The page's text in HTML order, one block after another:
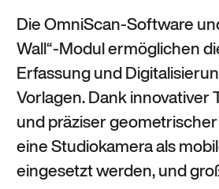
Die OmniScan-Software
Wall“-Modul ermöglichen
Erfassung und
Vorlagen. Dank innovativer
und präziser
eine Studiokamera als
eingesetzt werden, und